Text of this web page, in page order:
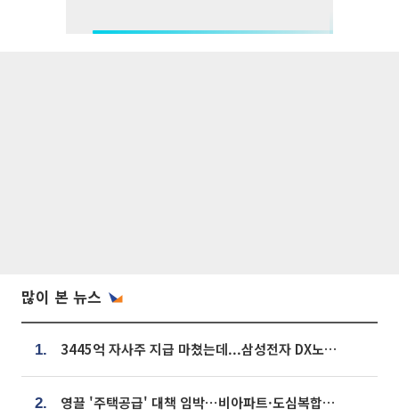
많이 본 뉴스
1. 3445억 자사주 지급 마쳤는데...삼성전자 DX노조, 뒤늦은 '떼쓰기 집회'
2. 영끌 '주택공급' 대책 임박⋯비아파트·도심복합까지 총동원